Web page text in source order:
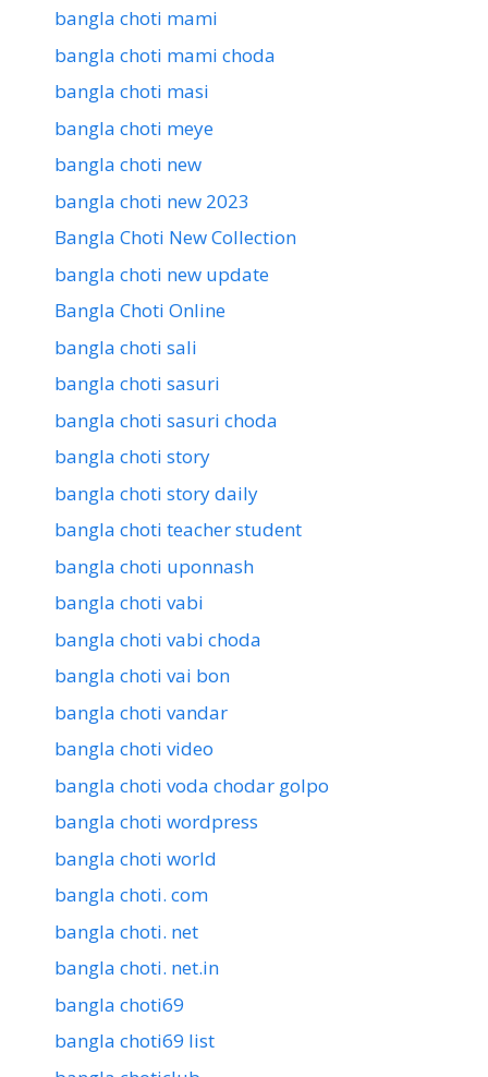
bangla choti mami
bangla choti mami choda
bangla choti masi
bangla choti meye
bangla choti new
bangla choti new 2023
Bangla Choti New Collection
bangla choti new update
Bangla Choti Online
bangla choti sali
bangla choti sasuri
bangla choti sasuri choda
bangla choti story
bangla choti story daily
bangla choti teacher student
bangla choti uponnash
bangla choti vabi
bangla choti vabi choda
bangla choti vai bon
bangla choti vandar
bangla choti video
bangla choti voda chodar golpo
bangla choti wordpress
bangla choti world
bangla choti. com
bangla choti. net
bangla choti. net.in
bangla choti69
bangla choti69 list